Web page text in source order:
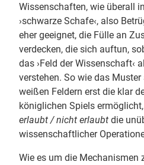
Wissenschaften, wie überall
›schwarze Schafe‹, also
eher geeignet, die Fülle an
verdecken, die sich auftun,
das ›Feld der Wissenschaft‹
verstehen. So wie das
weißen Feldern erst die klar
königlichen Spiels
erlaubt / nicht erlaubt die
wissenschaftlicher
Wie es um die Mechanismen